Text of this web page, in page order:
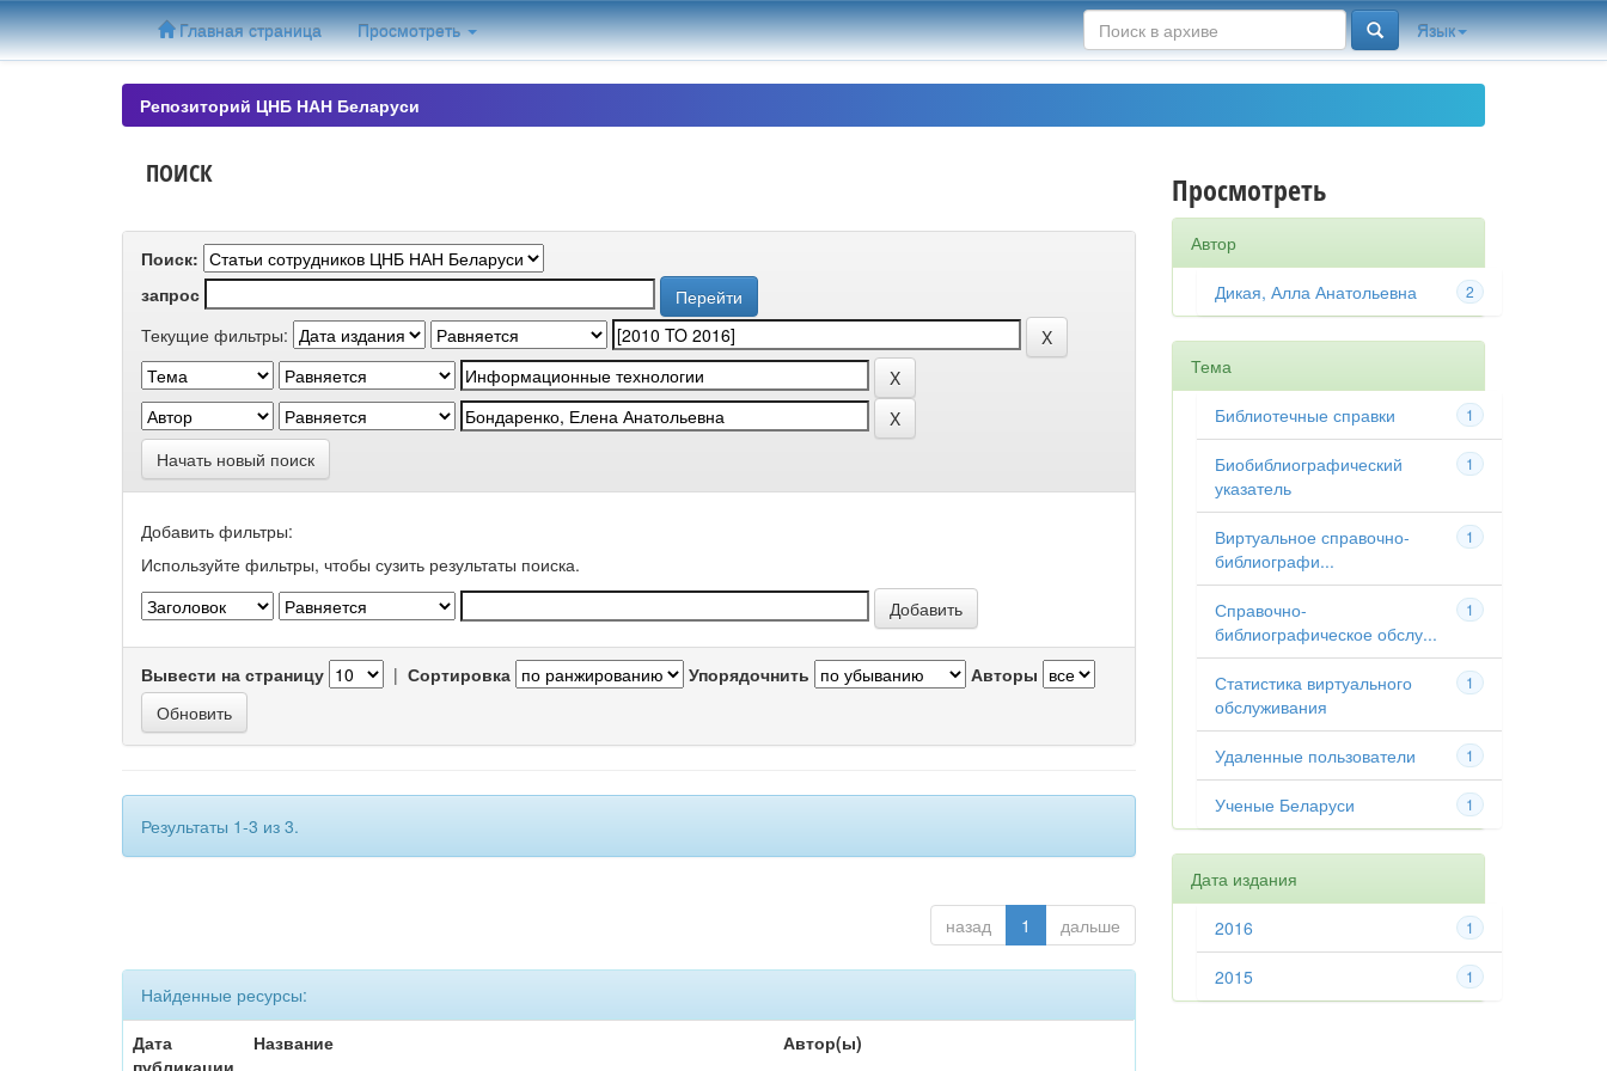
Skip
navigation
Главная страница Просмотреть Язык
Репозиторий ЦНБ НАН Беларуси
ПОИСК
Поиск:
запрос
Текущие фильтры:
Начать новый поиск
Добавить фильтры:
Используйте фильтры, чтобы сузить результаты поиска.
Вывести на страницу | Сортировка Упорядочнить Авторы
Результаты 1-3 из 3.
назад 1 дальше
Найденные ресурсы:
Дата
публикации
Название Автор(ы)
Просмотреть
Автор
2
Дикая, Алла Анатольевна
Тема
1
Библиотечные справки
1
Биобиблиографический
указатель
1
Виртуальное справочно-
библиографи...
1
Справочно-
библиографическое обслу...
1
Статистика виртуального
обслуживания
1
Удаленные пользователи
1
Ученые Беларуси
Дата издания
1
2016
1
2015